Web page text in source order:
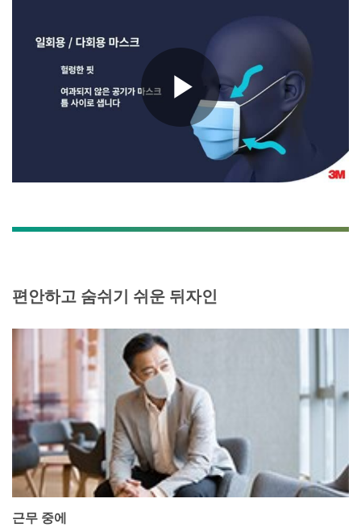
Play
편안하고 숨쉬기 쉬운 뒤자인
근무 중에